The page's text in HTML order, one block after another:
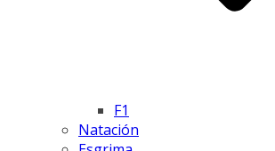
F1
Natación